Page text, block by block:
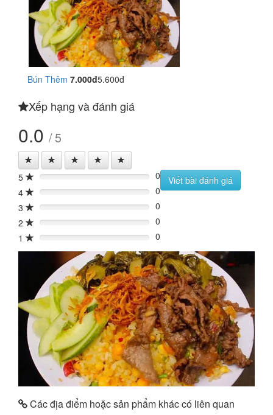
Bún Thêm 7.000đ5.600đ
Xếp hạng và đánh giá
0.0 / 5
5 0%
0
4
0%
0
3
0%
0
2
0%
0
1
0% 0
Viết bài đánh giá
Các địa điểm hoặc sản phẩm khác có liên quan